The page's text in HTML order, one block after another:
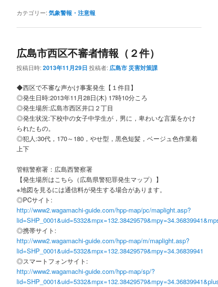
カテゴリー:気象警報・注意報
広島市西区不審者情報（２件）
投稿日時:2013年11月29日 投稿者: 広島市 災害対策課
◆西区で不審な声かけ事案発生【１件目】
◎発生日時:2013年11月28日(木) 17時10分ころ
◎発生場所:広島市西区井口２丁目
◎発生状況:下校中の女子中学生が，男に，卑わいな言葉をかけ
られたもの。
◎犯人:30代，170～180，やせ型，黒色短髪，ベージュ色作業着
上下
管轄警察署：広島西警察署
【発生場所はこちら（広島県警犯罪発生マップ）】
※地図を見るには通信料が発生する場合があります。
◎PCサイト:
http://www2.wagamachi-guide.com/hpp-map/pc/maplight.asp?
◎携帯サイト:
http://www2.wagamachi-guide.com/hpp-map/m/maplight.asp?
lid=SHP_0001&uid=5332&mpx=132.38429579&mpy=34.36839941
◎スマートフォンサイト:
http://www2.wagamachi-guide.com/hpp-map/sp/?